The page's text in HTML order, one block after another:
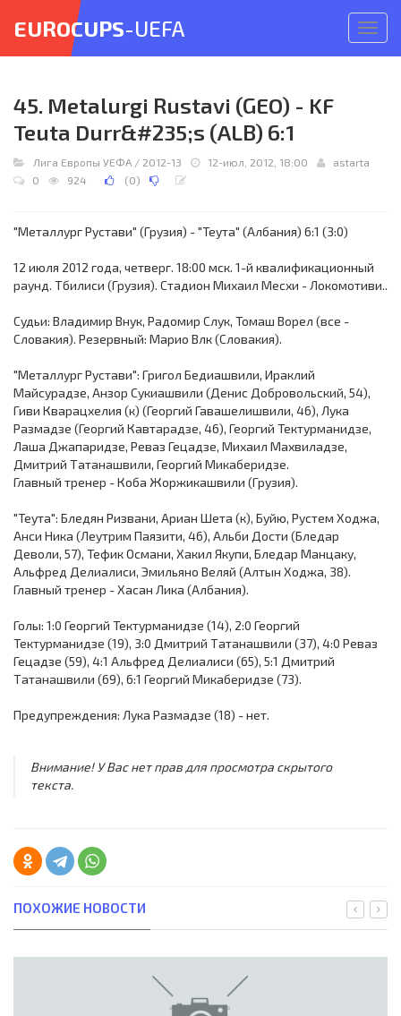
меню
EUROCUPS-UEFA
45. Metalurgi Rustavi (GEO) - KF
Teuta Durr&#235;s (ALB) 6:1
Лига Европы УЕФА / 2012-13 12-июл, 2012, 18:00
astarta
0
924 (0)
"Металлург Рустави" (Грузия) - "Теута" (Албания) 6:1 (3:0)
12 июля 2012 года, четверг. 18:00 мск. 1-й квалификационный
раунд. Тбилиси (Грузия). Стадион Михаил Месхи - Локомотиви..
Судьи: Владимир Внук, Радомир Слук, Томаш Ворел (все -
Словакия). Резервный: Марио Влк (Словакия).
"Металлург Рустави": Григол Бедиашвили, Ираклий
Майсурадзе, Анзор Сукиашвили (Денис Добровольский, 54),
Гиви Кварацхелия (к) (Георгий Гавашелишвили, 46), Лука
Размадзе (Георгий Кавтарадзе, 46), Георгий Тектурманидзе,
Лаша Джапаридзе, Реваз Гецадзе, Михаил Махвиладзе,
Дмитрий Татанашвили, Георгий Микаберидзе.
Главный тренер - Коба Жоржикашвили (Грузия).
"Теута": Бледян Ризвани, Ариан Шета (к), Буйю, Рустем Ходжа,
Анси Ника (Леутрим Паязити, 46), Альби Дости (Бледар
Деволи, 57), Тефик Османи, Хакил Якупи, Бледар Манцаку,
Альфред Делиалиси, Эмильяно Веляй (Алтын Ходжа, 38).
Главный тренер - Хасан Лика (Албания).
Голы: 1:0 Георгий Тектурманидзе (14), 2:0 Георгий
Тектурманидзе (19), 3:0 Дмитрий Татанашвили (37), 4:0 Реваз
Гецадзе (59), 4:1 Альфред Делиалиси (65), 5:1 Дмитрий
Татанашвили (69), 6:1 Георгий Микаберидзе (73).
Предупреждения: Лука Размадзе (18) - нет.
Внимание! У Вас нет прав для просмотра скрытого
текста.
ПОХОЖИЕ НОВОСТИ